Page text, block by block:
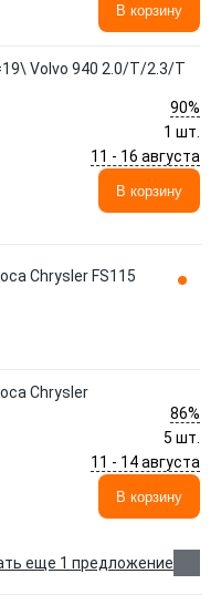
В корзину
Volvo 940 2.0/T/2.3/T
90%
1 шт.
11 - 16 августа
В корзину
Chrysler FS115
Chrysler
86%
5 шт.
11 - 14 августа
В корзину
еще 1 предложение